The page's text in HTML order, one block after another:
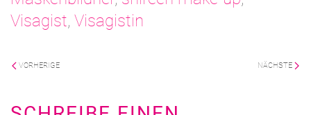
Visagist, Visagistin
VORHERIGE NÄCHSTE